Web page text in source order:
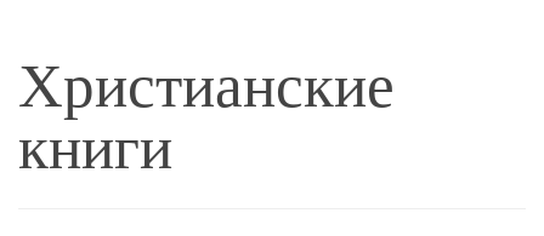
Христианские
книги